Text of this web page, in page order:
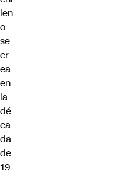
len
o
se
cr
ea
en
la
dé
ca
da
de
19